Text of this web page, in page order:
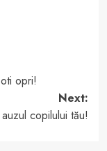
opri!
Next:
copilului tău!